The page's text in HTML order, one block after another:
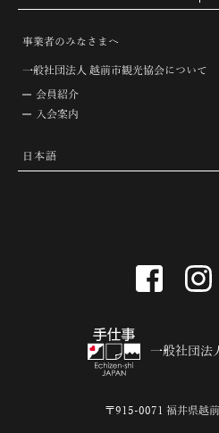
事業者のみなさまへ
一般社団法人 越前市観光協会について
会員紹介
入会案内
facebook
一般社団法
〒915-0071 福井県越